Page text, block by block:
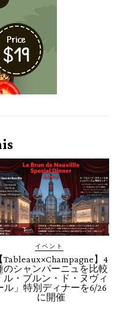
イベント
Tableaux×Champagne】4
のシャンパーニュを比較
ル・ブルン・ド・ヌヴィ
ル」特別ディナーを6/26
に開催